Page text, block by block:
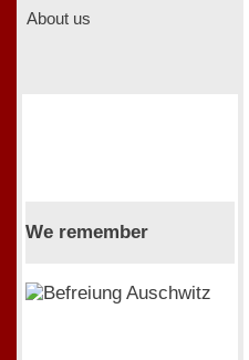
About us
We remember